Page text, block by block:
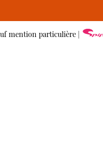
mention particulière |